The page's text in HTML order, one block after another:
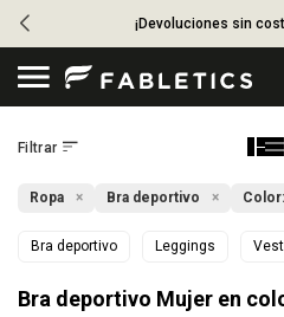
¡Devoluciones sin

Ropa Bra deportivo Color:
Bra deportivo Leggings
Bra deportivo Mujer en